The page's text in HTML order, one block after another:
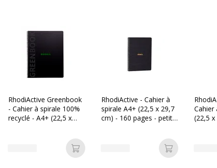
Type de produit
Données d'identification
Données d'identification
Marque Verbatim
Référence produit fabricant
Données logistiques
RhodiActive Greenbook
- Cahier à spirale 100%
recyclé - A4+ (22,5 x
g/m² - petits carreaux
Ajouter au panier
RhodiActive - Cahier à
spirale A4+ (22,5 x 29,7
cm) - 160 pages - petits
Ajouter au
Cahier
(22,5